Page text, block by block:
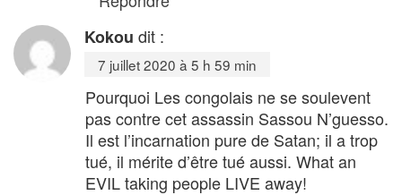
Kokou dit :
7 juillet 2020 à 5 h 59 min
Pourquoi Les congolais ne se soulevent
pas contre cet assassin Sassou N’guesso.
Il est l’incarnation pure de Satan; il a trop
tué, il mérite d’être tué aussi. What an
EVIL taking people LIVE away!